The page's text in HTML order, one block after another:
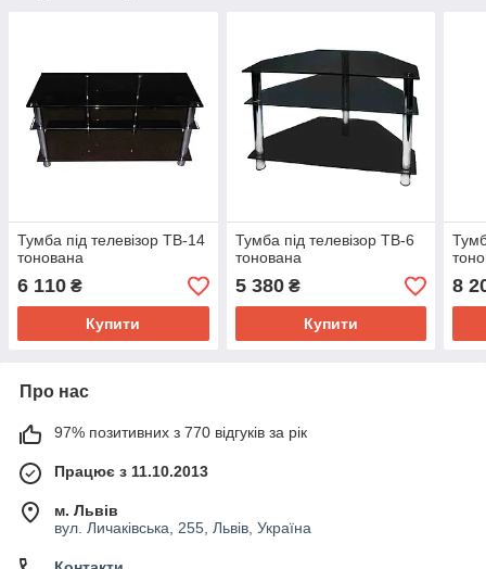
Тумба під телевізор ТВ-14
тонована
6 110 ₴
Купити
Тумба під телевізор ТВ-6
тонована
5 380₴
Купити
8
Про нас
97% позитивних з 770 відгуків за рік
Працює з 11.10.2013
м. Львів
вул. Личаківська, 255, Львів, Україна